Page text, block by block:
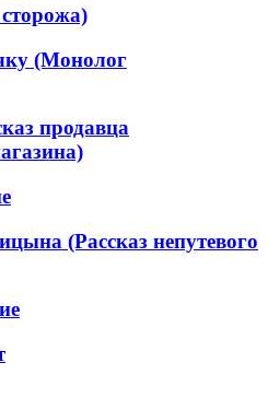
(Монолог
продавца
(Рассказ непутевого